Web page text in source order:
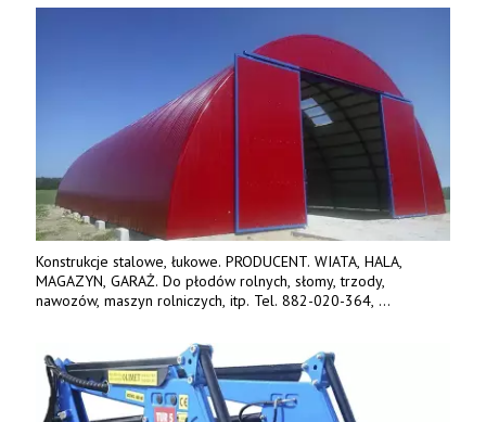
Konstrukcje stalowe, łukowe. PRODUCENT. WIATA, HALA,
MAGAZYN, GARAŻ. Do płodów rolnych, słomy, trzody,
nawozów, maszyn rolniczych, itp. Tel. 882-020-364,